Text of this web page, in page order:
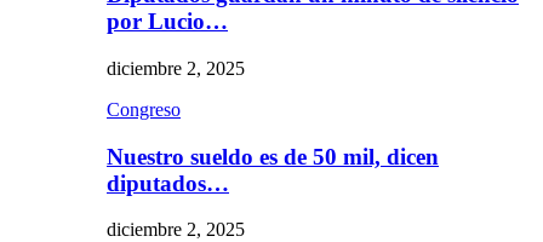
por Lucio…
diciembre 2, 2025
Congreso
Nuestro sueldo es de 50 mil, dicen
diputados…
diciembre 2, 2025